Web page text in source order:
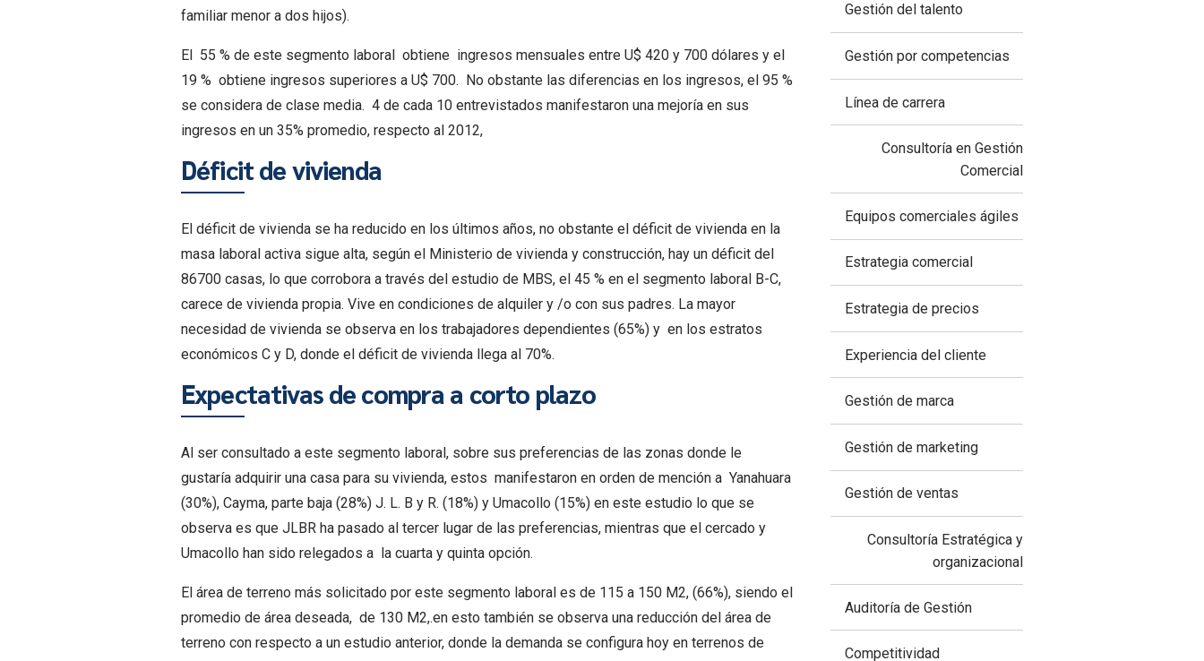
familiar menor a dos hijos).
El 55 % de este segmento laboral obtiene ingresos mensuales entre U$ 420 y 700 dólares y el
19 % obtiene ingresos superiores a U$ 700. No obstante las diferencias en los ingresos, el 95 %
se considera de clase media. 4 de cada 10 entrevistados manifestaron una mejoría en sus
ingresos en un 35% promedio, respecto al 2012,
Déficit de vivienda
El déficit de vivienda se ha reducido en los últimos años, no obstante el déficit de vivienda en la
masa laboral activa sigue alta, según el Ministerio de vivienda y construcción, hay un déficit del
86700 casas, lo que corrobora a través del estudio de MBS, el 45 % en el segmento laboral B-C,
carece de vivienda propia. Vive en condiciones de alquiler y /o con sus padres. La mayor
necesidad de vivienda se observa en los trabajadores dependientes (65%) y en los estratos
económicos C y D, donde el déficit de vivienda llega al 70%.
Expectativas de compra a corto plazo
Al ser consultado a este segmento laboral, sobre sus preferencias de las zonas donde le
gustaría adquirir una casa para su vivienda, estos manifestaron en orden de mención a Yanahuara
(30%), Cayma, parte baja (28%) J. L. B y R. (18%) y Umacollo (15%) en este estudio lo que se
observa es que JLBR ha pasado al tercer lugar de las preferencias, mientras que el cercado y
Umacollo han sido relegados a la cuarta y quinta opción.
El área de terreno más solicitado por este segmento laboral es de 115 a 150 M2, (66%), siendo el
promedio de área deseada, de 130 M2,.en esto también se observa una reducción del área de
terreno con respecto a un estudio anterior, donde la demanda se configura hoy en terrenos de
Gestión del talento
Gestión por competencias
Línea de carrera
Consultoría en Gestión
Comercial
Equipos comerciales ágiles
Estrategia comercial
Estrategia de precios
Experiencia del cliente
Gestión de marca
Gestión de marketing
Gestión de ventas
Consultoría Estratégica y
organizacional
Auditoría de Gestión
Competitividad